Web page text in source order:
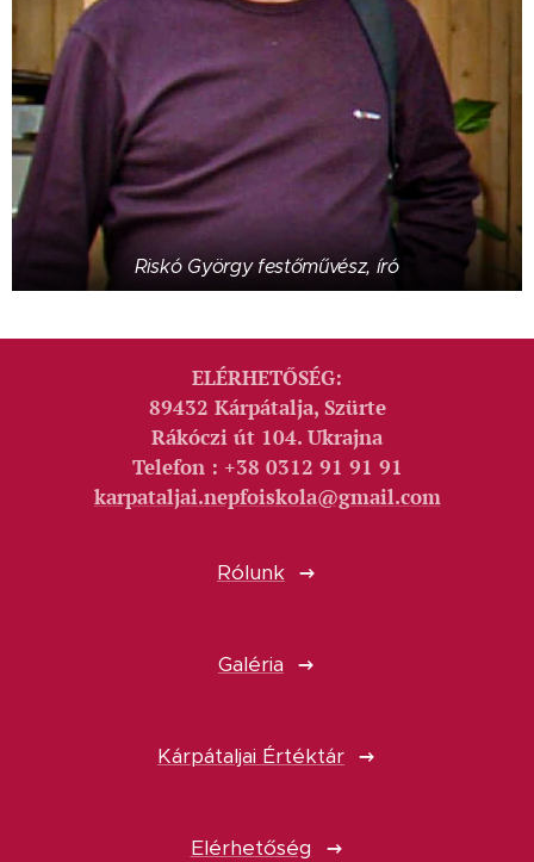
Riskó György festőművész, író
ELÉRHETŐSÉG:
89432 Kárpátalja, Szürte
Rákóczi út 104. Ukrajna
Telefon : +38 0312 91 91 91
karpataljai.nepfoiskola@gmail.com
Rólunk
Galéria
Kárpátaljai Értéktár
Elérhetőség